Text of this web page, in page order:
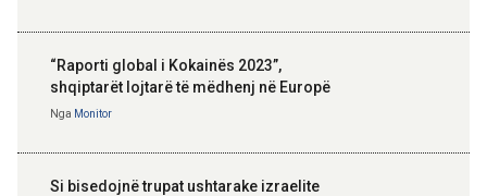
“Raporti global i Kokainës 2023”,
shqiptarët lojtarë të mëdhenj në Europë
Nga Monitor
Si bisedojnë trupat ushtarake izraelite